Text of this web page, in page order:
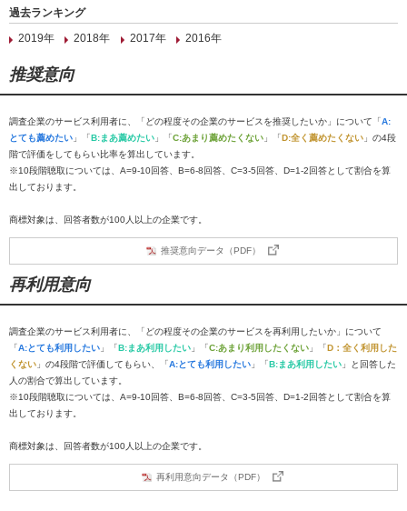
過去ランキング
2019年
2018年 2017年 2016年
推奨意向
調査企業のサービス利用者に、「どの程度その企業のサービスを推奨したいか」について「A:
とても薦めたい 」「B:まあ薦めたい 」「C:あまり薦めたくない 」「D:全く薦めたくない 」の4段
階で評価をしてもらい比率を算出しています。
※10段階聴取については、A=9-10回答、B=6-8回答、C=3-5回答、D=1-2回答として割合を算
出しております。
商標対象は、回答者数が100人以上の企業です。
推奨意向データ（PDF）
再利用意向
調査企業のサービス利用者に、「どの程度その企業のサービスを再利用したいか」について
「A:とても利用したい 」「B:まあ利用したい 」「C:あまり利用したくない 」「D：全く利用した
くない 」の4段階で評価してもらい、「A:とても利用したい 」「B:まあ利用したい 」と回答した
人の割合で算出しています。
※10段階聴取については、A=9-10回答、B=6-8回答、C=3-5回答、D=1-2回答として割合を算
出しております。
商標対象は、回答者数が100人以上の企業です。
再利用意向データ（PDF）